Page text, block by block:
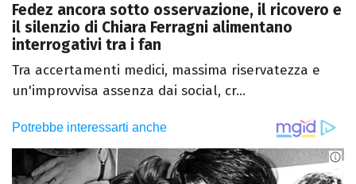
Fedez ancora sotto osservazione, il ricovero e
il silenzio di Chiara Ferragni alimentano
interrogativi tra i fan
Tra accertamenti medici, massima riservatezza e
un'improvvisa assenza dai social, cr...